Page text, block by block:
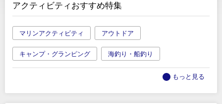
アクティビティおすすめ特集
マリンアクティビティ アウトドア
キャンプ・グランピング 海釣り・船釣り
もっと見る